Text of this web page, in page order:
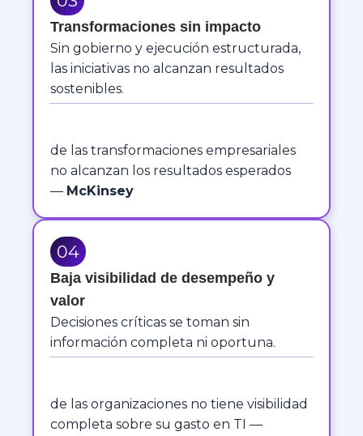
Transformaciones sin impacto
Sin gobierno y ejecución estructurada,
las iniciativas no alcanzan resultados
sostenibles.
de las transformaciones empresariales
no alcanzan los resultados esperados
— McKinsey
04
Baja visibilidad de desempeño y
valor
Decisiones críticas se toman sin
información completa ni oportuna.
de las organizaciones no tiene visibilidad
completa sobre su gasto en TI —